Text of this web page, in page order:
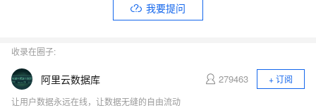
我要提问
收录在圈子:
阿里云数据库 279463
+ 订阅
让用户数据永远在线，让数据无缝的自由流动